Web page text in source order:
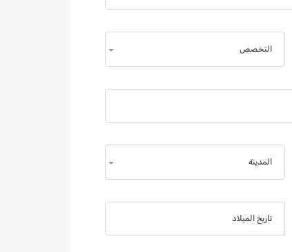
التخصص
المدينة
تاريخ الميلاد